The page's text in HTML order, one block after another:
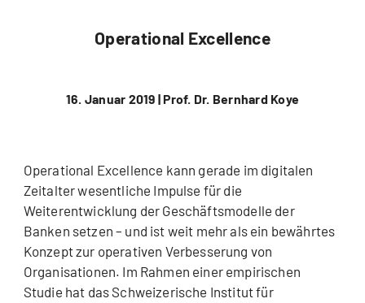
Operational Excellence
16. Januar 2019 |Prof. Dr. Bernhard Koye
Operational Excellence kann gerade im digitalen
Zeitalter wesentliche Impulse für die
Weiterentwicklung der Geschäftsmodelle der
Banken setzen – und ist weit mehr als ein bewährtes
Konzept zur operativen Verbesserung von
Organisationen. Im Rahmen einer empirischen
Studie hat das Schweizerische Institut für